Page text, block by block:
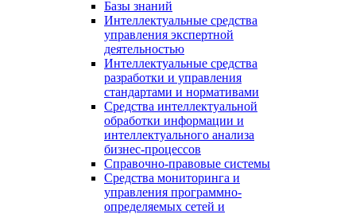
Базы знаний
Интеллектуальные средства
управления экспертной
деятельностью
Интеллектуальные средства
разработки и управления
стандартами и нормативами
Средства интеллектуальной
обработки информации и
интеллектуального анализа
бизнес-процессов
Справочно-правовые системы
Средства мониторинга и
управления программно-
определяемых сетей и